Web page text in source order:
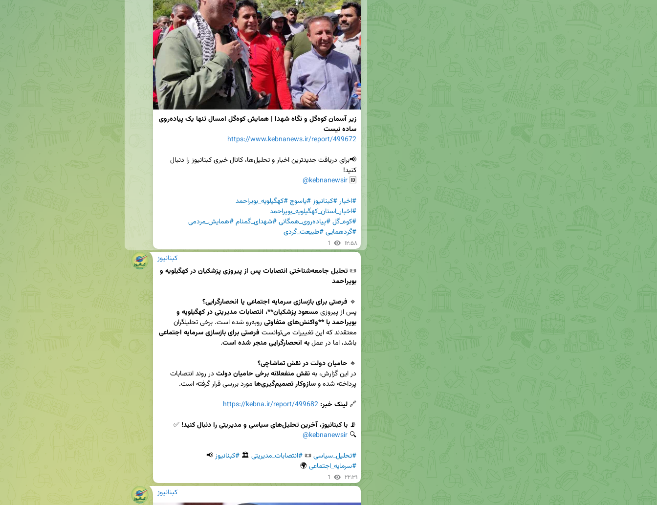
ساده نیست
https://www.kebnanews.ir/report/499672
🆔
@kebnanewsir
#اخبار#کبنانیوز#یاسوج#کهگیلویه_بویراحمد
#اخبار_استان_کهگیلویه_بویراحمد
#کوه_گل#پیاده‌روی_همگانی #شهدای_گمنام#همایش_مردمی
#گردهمایی#طبیعت_گردی
1 ۱۲:۵۸
کبنانیوز
📜
بویراحمد
🔹 فرصتی برای بازسازی سرمایه اجتماعی یا انحصارگرایی؟
پس از پیروزی
بویراحمد با **واکنش‌های متفاوتی
معتقدند که این تغییرات می‌توانست
فرصتی برای بازسازی سرمایه اجتماعی
باشد، اما در عمل به انحصارگرایی منجر شده است
🔹 حامیان دولت در نقش تماشاچی؟
در این گزارش، به نقش منفعلانه برخی حامیان دولت
پرداخته شده و سازوکار تصمیم‌گیری‌ها
🔗 لینک خبر: https://kebna.ir/report/499682
📡 با کبنانیوز، آخرین تحلیل‌های سیاسی و مدیریتی را دنبال کنید!
🔍
@kebnanewsir
#تحلیل_سیاسی 📜 #انتصابات_مدیریتی 🏛 #کبنانیوز 📢
#سرمایه_اجتماعی 🌍
1 ۲۲:۳۱
کبنانیوز